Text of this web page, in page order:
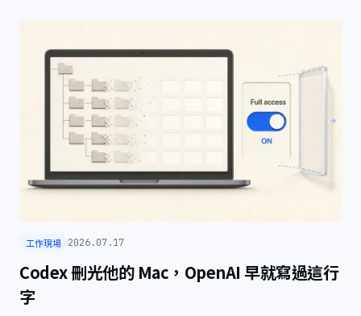
工作現場 2026.07.17
Codex 刪光他的 Mac，OpenAI 早就寫過這行
字